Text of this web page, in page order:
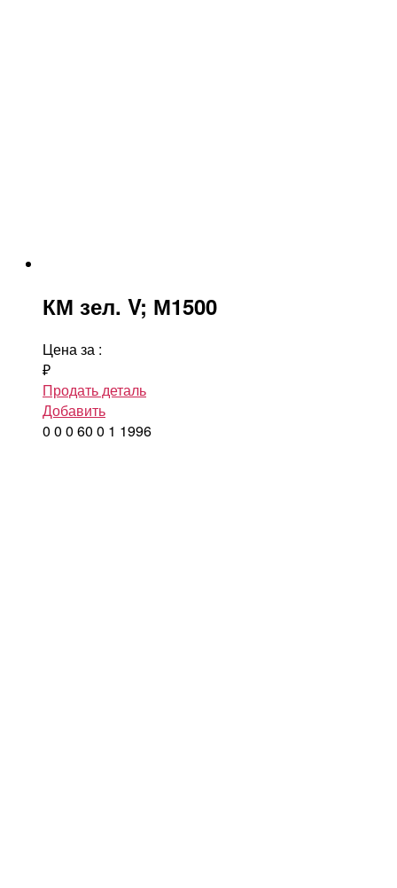
КМ зел. V; М1500
Цена за :
₽
Продать деталь
Добавить
0 0 0 60 0 1 1996